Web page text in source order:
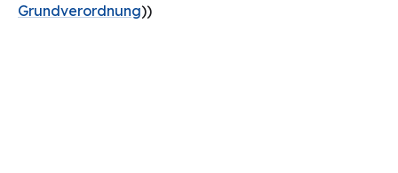
Grundverordnung))